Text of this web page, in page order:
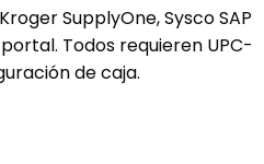
SupplyOne, Sysco SAP
Todos requieren UPC-
de caja.